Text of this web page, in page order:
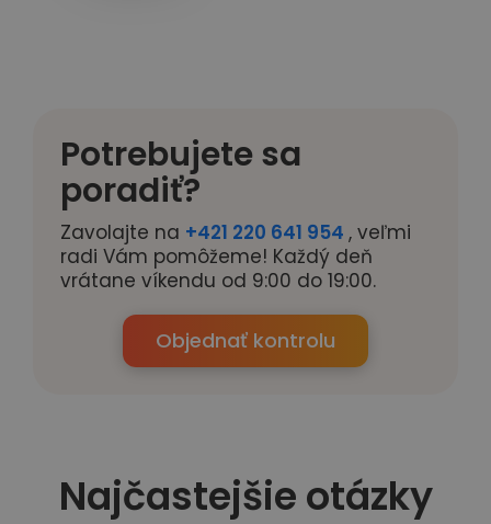
Potrebujete sa
poradiť?
Zavolajte na +421 220 641 954 , veľmi
radi Vám pomôžeme! Každý deň
vrátane víkendu od 9:00 do 19:00.
Objednať kontrolu
Najčastejšie otázky